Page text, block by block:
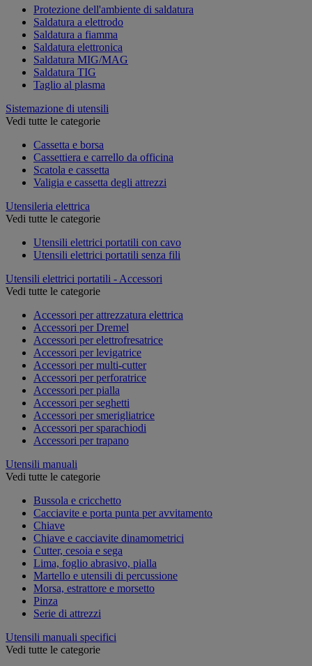
Protezione dell'ambiente di saldatura
Saldatura a elettrodo
Saldatura a fiamma
Saldatura elettronica
Saldatura MIG/MAG
Saldatura TIG
Taglio al plasma
Sistemazione di utensili
Vedi tutte le categorie
Cassetta e borsa
Cassettiera e carrello da officina
Scatola e cassetta
Valigia e cassetta degli attrezzi
Utensileria elettrica
Vedi tutte le categorie
Utensili elettrici portatili con cavo
Utensili elettrici portatili senza fili
Utensili elettrici portatili - Accessori
Vedi tutte le categorie
Accessori per attrezzatura elettrica
Accessori per Dremel
Accessori per elettrofresatrice
Accessori per levigatrice
Accessori per multi-cutter
Accessori per perforatrice
Accessori per pialla
Accessori per seghetti
Accessori per smerigliatrice
Accessori per sparachiodi
Accessori per trapano
Utensili manuali
Vedi tutte le categorie
Bussola e cricchetto
Cacciavite e porta punta per avvitamento
Chiave
Chiave e cacciavite dinamometrici
Cutter, cesoia e sega
Lima, foglio abrasivo, pialla
Martello e utensili di percussione
Morsa, estrattore e morsetto
Pinza
Serie di attrezzi
Utensili manuali specifici
Vedi tutte le categorie